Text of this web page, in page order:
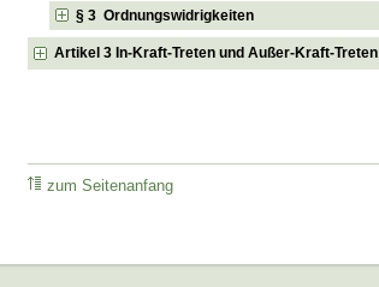
§ 3 Ordnungswidrigkeiten
Artikel 3 In-Kraft-Treten und Außer-Kraft-Treten
zum Seitenanfang